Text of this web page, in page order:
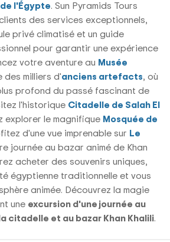
l'Égypte. Sun Pyramids Tours
des services exceptionnels,
privé climatisé et un guide
pour garantir une expérience
votre aventure au Musée
des milliers d'anciens artefacts, où
profond du passé fascinant de
l'historique Citadelle de Salah El
explorer le magnifique Mosquée de
d'une vue imprenable sur Le
journée au bazar animé de Khan
acheter des souvenirs uniques,
égyptienne traditionnelle et vous
animée. Découvrez la magie
une excursion d'une journée au
citadelle et au bazar Khan Khalili.